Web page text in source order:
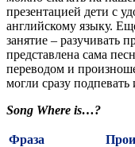
презентацией дети с
английскому языку.
занятие – разучивать
представлена сама
переводом и
могли сразу
Song Where is…?
Фраза